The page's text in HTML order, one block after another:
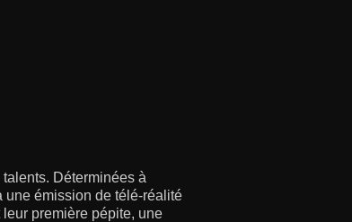
Déterminées à
une émission de télé-réalité
première pépite, une